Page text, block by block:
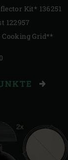
Kit* 136251
122957
Cooking Grid**